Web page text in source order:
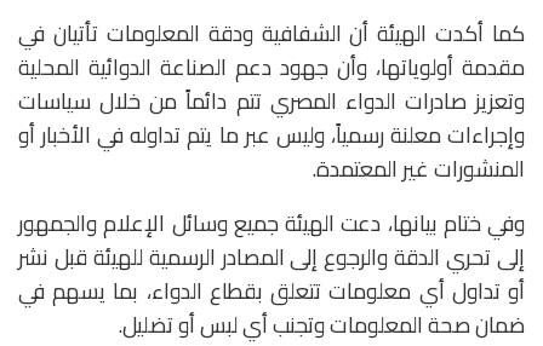
كما أكدت الهيئة أن الشفافية ودقة المعلومات تأتيان في
مقدمة أولوياتها، وأن جهود دعم الصناعة الدوائية المحلية
وتعزيز صادرات الدواء المصري تتم دائماً من خلال سياسات
وإجراءات معلنة رسمياً، وليس عبر ما يتم تداوله في الأخبار أو
المنشورات غير المعتمدة.
وفي ختام بيانها، دعت الهيئة جميع وسائل الإعلام والجمهور
إلى تحري الدقة والرجوع إلى المصادر الرسمية للهيئة قبل نشر
أو تداول أي معلومات تتعلق بقطاع الدواء، بما يسهم في
ضمان صحة المعلومات وتجنب أي لبس أو تضليل.